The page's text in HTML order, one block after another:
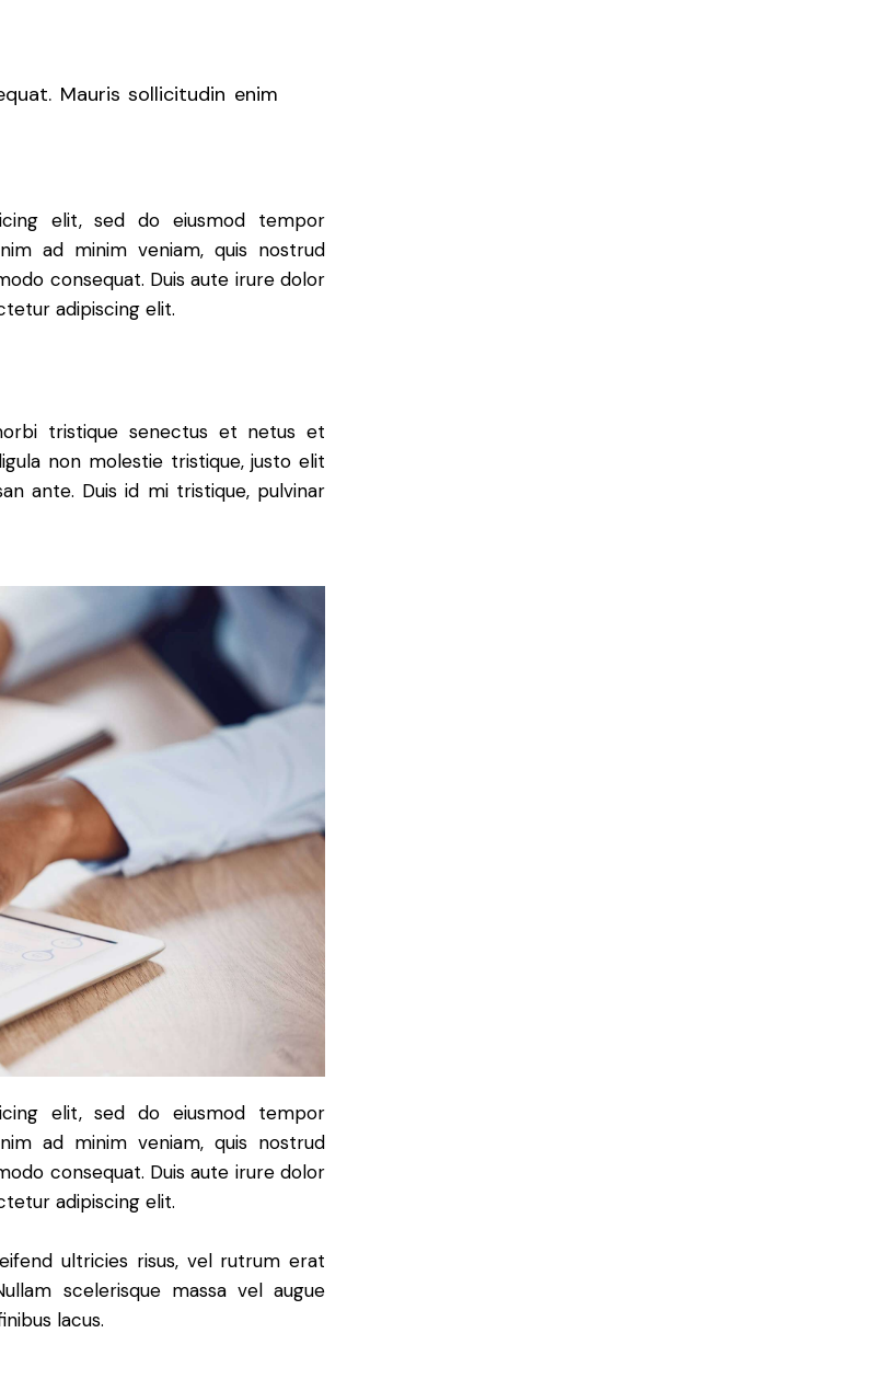
Mauris sollicitudin enim
elit, sed do eiusmod tempor
ad minim veniam, quis nostrud
consequat. Duis aute irure dolor
adipiscing elit.
tristique senectus et netus et
non molestie tristique, justo elit
ante. Duis id mi tristique, pulvinar
elit, sed do eiusmod tempor
ad minim veniam, quis nostrud
consequat. Duis aute irure dolor
adipiscing elit.
ultricies risus, vel rutrum erat
scelerisque massa vel augue
lacus.